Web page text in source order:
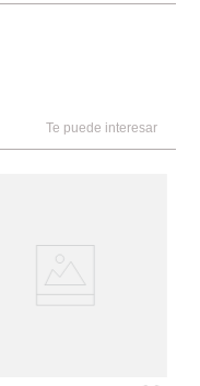
Te puede interesar